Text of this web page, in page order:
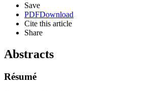
Save
PDFDownload
Cite this article
Share
Abstracts
Résumé